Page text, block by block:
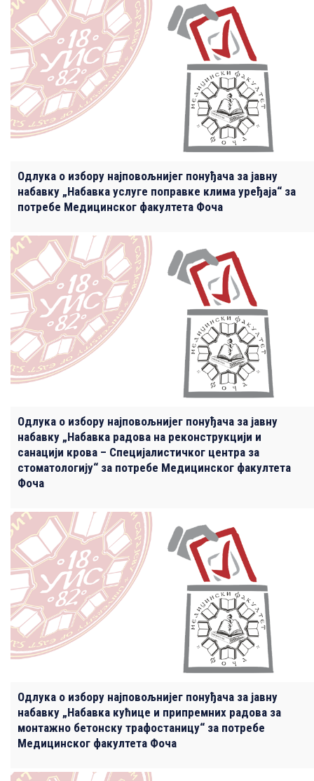
Одлука о избору најповољнијег понуђача за јавну
набавку „Набавка услуге поправке клима уређаја“ за
потребе Медицинског факултета Фоча
Одлука о избору најповољнијег понуђача за јавну
набавку „Набавка радова на реконструкцији и
санацији крова – Специјалистичког центра за
стоматологију“ за потребе Медицинског факултета
Фоча
Одлука о избору најповољнијег понуђача за јавну
набавку „Набавка кућице и припремних радова за
монтажно бетонску трафостаницу“ за потребе
Медицинског факултета Фоча